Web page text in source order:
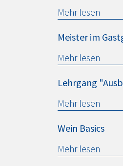
Mehr lesen
Meister im
Mehr lesen
Lehrgang
Mehr lesen
Wein Basics
Mehr lesen